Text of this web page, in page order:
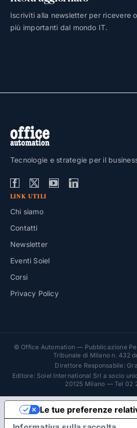
Iscriviti alla newsletter per ricevere
più importanti dal mondo IT.
Tecnologie e strategie per il
LINK UTILI
Chi siamo
Contatti
Newsletter
Eventi Soiel
Corsi
Privacy Policy
© Office Automation — Pubblicazione
Tribunale di Milano n. 432
Direttore Responsabile:
Editore: Soiel International Srl a socio
20125 Milano — Tel 02
Le tue preferenze